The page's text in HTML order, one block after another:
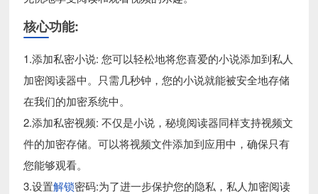
核心功能:
1.添加私密小说: 您可以轻松地将您喜爱的小说添加到私人
加密阅读器中。只需几秒钟，您的小说就能被安全地存储
在我们的加密系统中。
2.添加私密视频: 不仅是小说，秘境阅读器同样支持视频文
件的加密存储。可以将视频文件添加到应用中，确保只有
您能够观看。
3.设置解锁密码:为了进一步保护您的隐私，私人加密阅读